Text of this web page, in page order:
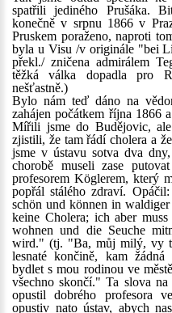
spatřili jediného Prušáka.
konečně v srpnu 1866 v
Pruskem poraženo, naproti
byla u Visu /v originále "bei
překl./ zničena admirálem
těžká válka dopadla pro
nešťastně.)
Bylo nám teď dáno na
zahájen počátkem října 1866
Mířili jsme do Budějovic,
zjistili, že tam řádí cholera a
jsme v ústavu sotva dva
chorobě museli zase
profesorem Köglerem, který
popřál stálého zdraví.
schön und können in
keine Cholera; ich aber
wohnen und die Seuche
wird." (tj. "Ba, můj milý, vy
lesnaté končině, kam
bydlet s mou rodinou ve
všechno skončí." Ta slova
opustil dobrého profesora
opustiv nato ústav, abych